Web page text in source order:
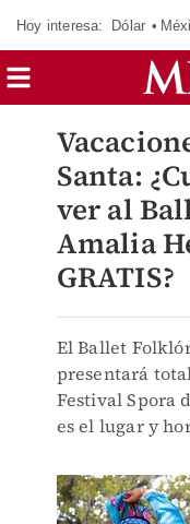
Hoy interesa: Dólar
Santa:
ver al
Amalia
GRATIS?
El Ballet
presentará
Festival Spora
es el lugar y